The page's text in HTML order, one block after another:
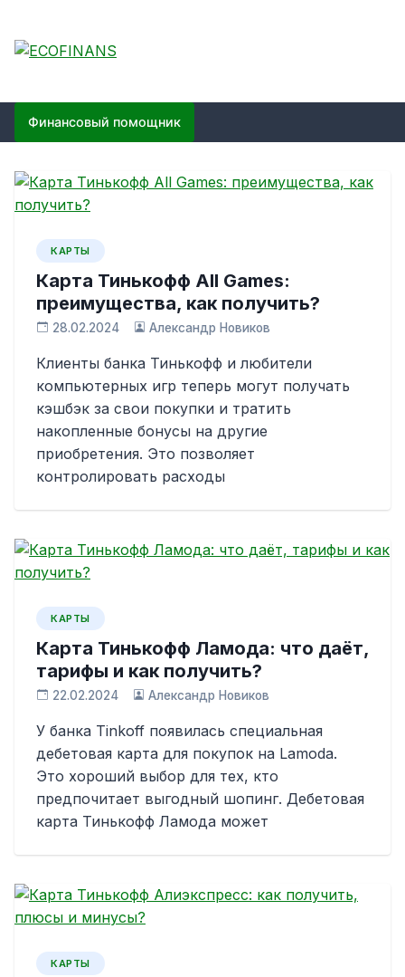
content
ECOFINANS
Финансовый помощник
КАРТЫ
Карта Тинькофф All Games:
преимущества, как получить?
28.02.2024 Александр Новиков
Клиенты банка Тинькофф и любители
компьютерных игр теперь могут получать
кэшбэк за свои покупки и тратить
накопленные бонусы на другие
приобретения. Это позволяет
контролировать расходы
КАРТЫ
Карта Тинькофф Ламода: что даёт,
тарифы и как получить?
22.02.2024 Александр Новиков
У банка Tinkoff появилась специальная
дебетовая карта для покупок на Lamoda.
Это хороший выбор для тех, кто
предпочитает выгодный шопинг. Дебетовая
карта Тинькофф Ламода может
КАРТЫ